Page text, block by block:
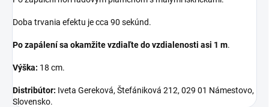
Doba trvania efektu je cca 90 sekúnd.
Po zapálení sa okamžite vzdiaľte do vzdialenosti asi 1 m.
Výška: 18 cm.
Distribútor: Iveta Gereková, Štefániková 212, 029 01 Námestovo,
Slovensko.